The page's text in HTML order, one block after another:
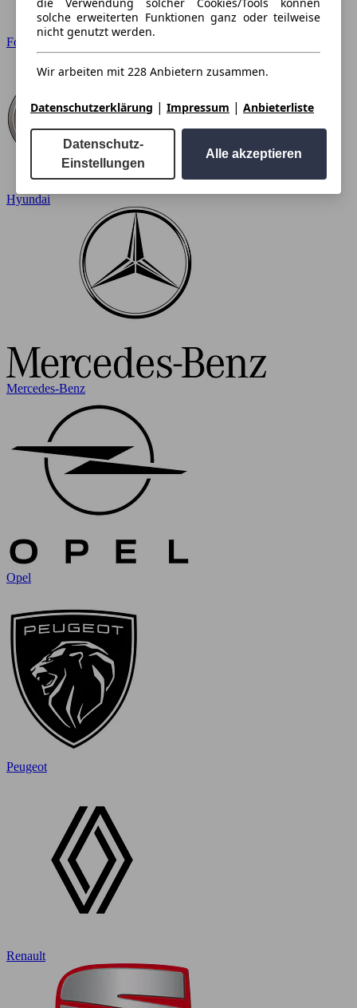
Ford
Hyundai
Mercedes-Benz
Opel
Peugeot
Renault
solche erweiterten Funktionen ganz oder teilweise
nicht genutzt werden.
Wir arbeiten mit 228 Anbietern zusammen.
Datenschutzerklärung | Impressum | Anbieterliste
Datenschutz-
Einstellungen
Alle akzeptieren